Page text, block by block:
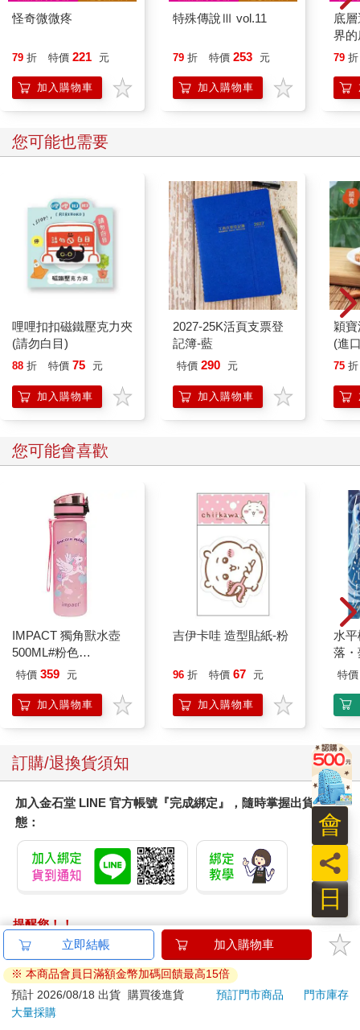
怪奇微微疼
79 折 特價 221 元
加入購物車
特殊傳說Ⅲ vol.11
79 折 特價 253 元
加入購物車
底
界
79 折
您可能也需要
哩哩扣扣磁鐵壓克力夾
(請勿白目)
88 折 特價 75 元
加入購物車
2027-25K活頁支票登
記簿-藍
特價 290 元
加入購物車
穎
(進
75 折
您可能會喜歡
IMPACT 獨角獸水壺
500ML#粉色
IM00B11PK
特價 359 元
加入購物車
吉伊卡哇 造型貼紙-粉
96 折 特價 67 元
加入購物車
水
落
特價
訂購/退換貨須知
加入金石堂 LINE 官方帳號『完成綁定』，隨時掌握出貨動
態：
提醒您！！
金石堂及銀行均不會請您操作ATM! 如接獲電話要求您前往
ATM提款機，請不要聽從指示，以免受騙上當！
退換貨須知：
**提醒您，鑑賞期不等於試用期，退回商品須為全新狀態**
立即結帳 加入購物車
※ 本商品會員日滿額金幣加碼回饋最高15倍
預計 2026/08/18 出貨
購買後進貨 預訂門市商品
門市庫存
大量採購
日
員
會